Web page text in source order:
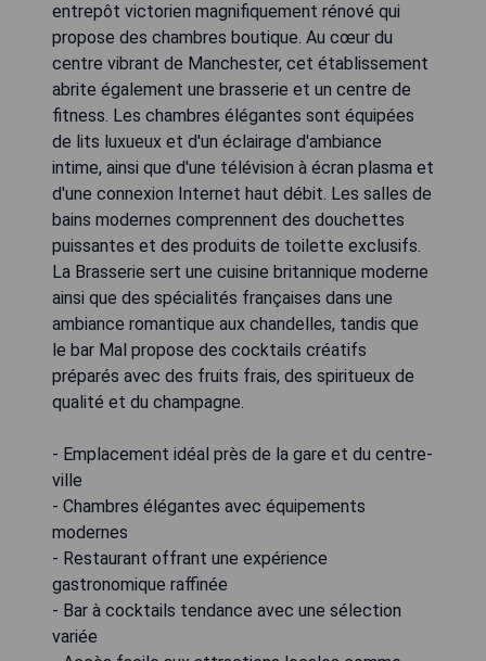
entrepôt victorien magnifiquement rénové qui
propose des chambres boutique. Au cœur du
centre vibrant de Manchester, cet établissement
abrite également une brasserie et un centre de
fitness. Les chambres élégantes sont équipées
de lits luxueux et d'un éclairage d'ambiance
intime, ainsi que d'une télévision à écran plasma et
d'une connexion Internet haut débit. Les salles de
bains modernes comprennent des douchettes
puissantes et des produits de toilette exclusifs.
La Brasserie sert une cuisine britannique moderne
ainsi que des spécialités françaises dans une
ambiance romantique aux chandelles, tandis que
le bar Mal propose des cocktails créatifs
préparés avec des fruits frais, des spiritueux de
qualité et du champagne.
- Emplacement idéal près de la gare et du centre-
ville
- Chambres élégantes avec équipements
modernes
- Restaurant offrant une expérience
gastronomique raffinée
- Bar à cocktails tendance avec une sélection
variée